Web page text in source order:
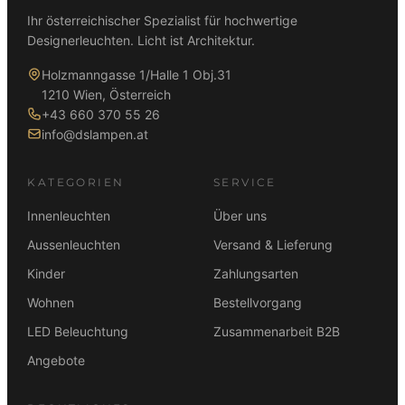
Ihr österreichischer Spezialist für hochwertige
Designerleuchten. Licht ist Architektur.
Holzmanngasse 1/Halle 1 Obj.31
1210 Wien, Österreich
+43 660 370 55 26
info@dslampen.at
KATEGORIEN
Innenleuchten
Aussenleuchten
Kinder
Wohnen
LED Beleuchtung
Angebote
SERVICE
Über uns
Versand & Lieferung
Zahlungsarten
Bestellvorgang
Zusammenarbeit B2B